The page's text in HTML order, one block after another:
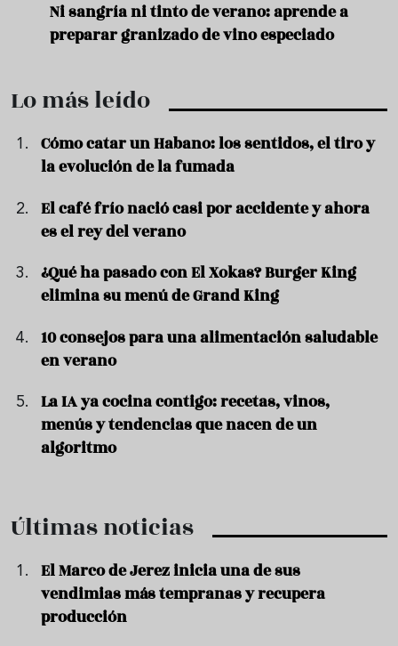
Ni sangría ni tinto de verano: aprende a
preparar granizado de vino especiado
Lo más leído
Cómo catar un Habano: los sentidos, el tiro y
la evolución de la fumada
El café frío nació casi por accidente y ahora
es el rey del verano
¿Qué ha pasado con El Xokas? Burger King
elimina su menú de Grand King
10 consejos para una alimentación saludable
en verano
La IA ya cocina contigo: recetas, vinos,
menús y tendencias que nacen de un
algoritmo
Últimas noticias
El Marco de Jerez inicia una de sus
vendimias más tempranas y recupera
producción